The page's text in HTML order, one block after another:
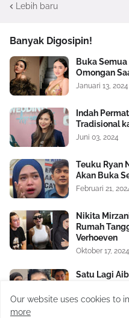
Lebih baru
Banyak Digosipin!
Buka
Omongan
Januari 13, 2024
Indah
Tradisional
Juni 03, 2024
Teuku Ryan
Akan Buka
Februari 21,
Nikita
Rumah
Verhoeven
Oktober 17, 2024
Satu Lagi
Wong Soal
Our website uses cookies to
more